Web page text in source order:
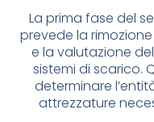
La prima fase del
prevede la
e la valutazione
sistemi di scarico.
determinare
attrezzature